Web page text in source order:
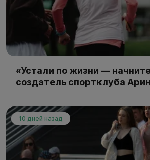
«Устали по жизни —
создатель спортклуба
10 дней назад